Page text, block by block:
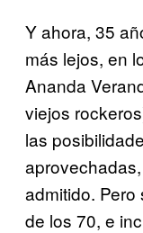
Y ahora, 35
más lejos, en
Ananda
viejos
las
admitido.
de los 70, e